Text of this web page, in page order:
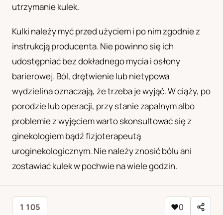
utrzymanie kulek.
Kulki należy myć przed użyciem i po nim zgodnie z
instrukcją producenta. Nie powinno się ich
udostępniać bez dokładnego mycia i osłony
barierowej. Ból, drętwienie lub nietypowa
wydzielina oznaczają, że trzeba je wyjąć. W ciąży, po
porodzie lub operacji, przy stanie zapalnym albo
problemie z wyjęciem warto skonsultować się z
ginekologiem bądź fizjoterapeutą
uroginekologicznym. Nie należy znosić bólu ani
zostawiać kulek w pochwie na wiele godzin.
1 105 ♥0